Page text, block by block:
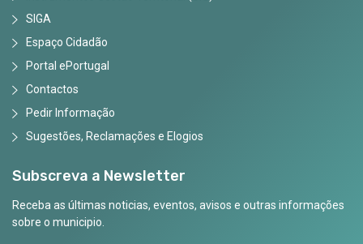
SIGA
Espaço Cidadão
Portal ePortugal
Contactos
Pedir Informação
Sugestões, Reclamações e Elogios
Subscreva a Newsletter
Receba as últimas noticias, eventos, avisos e outras informações
sobre o municipio.